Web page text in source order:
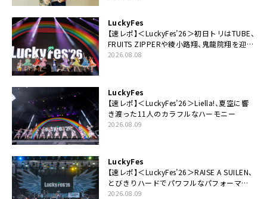
LuckyFes
【速レポ】＜LuckyFes’26＞初日トリはTUBE、
FRUITS ZIPPERや綾小路翔、鬼龍院翔を迎え
た豪華コラボも「知ってたらぜひ一緒に歌っ
2026.08.08
LuckyFes
【速レポ】＜LuckyFes’26＞Liella!、夏空に響
き渡った11人のカラフルなハーモニー
2026.08.09
LuckyFes
【速レポ】＜LuckyFes’26＞RAISE A SUILEN、
とびきりハードでパワフルなパフォーマン
ス「一緒に踊っていただけますか？」
2026.08.09